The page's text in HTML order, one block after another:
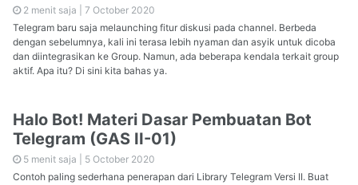
2 menit saja | 7 October 2020
Telegram baru saja melaunching fitur diskusi pada channel. Berbeda
dengan sebelumnya, kali ini terasa lebih nyaman dan asyik untuk dicoba
dan diintegrasikan ke Group. Namun, ada beberapa kendala terkait group
aktif. Apa itu? Di sini kita bahas ya.
Halo Bot! Materi Dasar Pembuatan Bot
Telegram (GAS II-01)
5 menit saja | 5 October 2020
Contoh paling sederhana penerapan dari Library Telegram Versi II. Buat